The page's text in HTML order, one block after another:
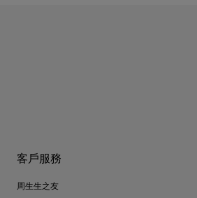
客戶服務
周生生之友